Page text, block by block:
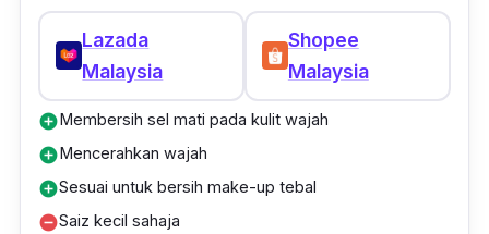
Lazada
Malaysia
Shopee
Malaysia
add_circleMembersih sel mati pada kulit wajah
add_circleMencerahkan wajah
add_circleSesuai untuk bersih make-up tebal
remove_circleSaiz kecil sahaja